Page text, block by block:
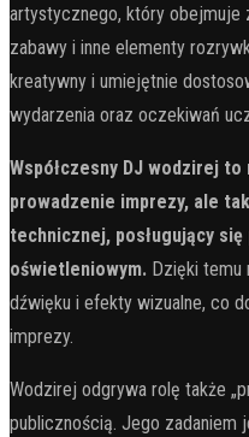
artystycznego, który obejmuje
zabawy i inne elementy
kreatywny i umiejętnie
wydarzenia oraz oczekiwań
Współczesny DJ wodzirej
prowadzenie imprezy, ale
technicznej, posługujący
oświetleniowym. Dzięki
dźwięku i efekty wizualne, co
imprezy.
Wodzirej odgrywa rolę także
publicznością. Jego zadaniem